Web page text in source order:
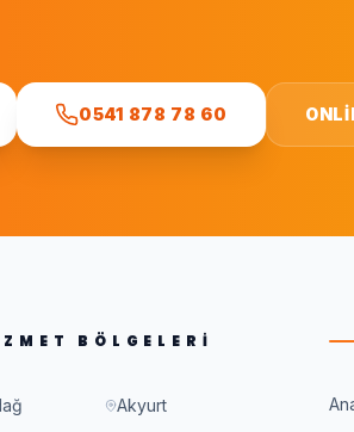
0541 878 78 60
BÖLGELERI
Akyurt